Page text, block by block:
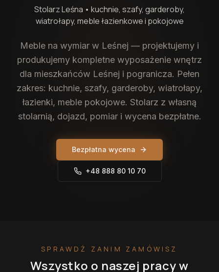
StolarzLeśna • kuchnie, szafy, garderoby,
wiatrołapy, meble łazienkowe i pokojowe
Meble na wymiar w Leśnej — projektujemy i
produkujemy kompletne wyposażenie wnętrz
dla mieszkańców Leśnej i pogranicza. Pełen
zakres: kuchnie, szafy, garderoby, wiatrołapy,
łazienki, meble pokojowe. Stolarz z własną
stolarnią, dojazd, pomiar i wycena bezpłatne.
Bezpłatna wycena
+48 888 80 10 70
SPRAWDŹ ZANIM ZAMÓWISZ
Wszystko o naszej pracyw